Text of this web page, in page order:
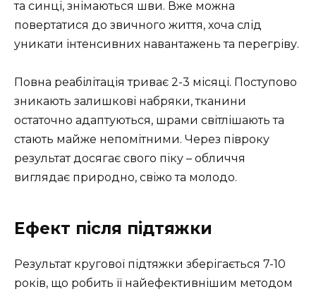
та синці, знімаються шви. Вже можна
повертатися до звичного життя, хоча слід
уникати інтенсивних навантажень та перегріву.
Повна реабілітація триває 2-3 місяці. Поступово
зникають залишкові набряки, тканини
остаточно адаптуються, шрами світлішають та
стають майже непомітними. Через півроку
результат досягає свого піку – обличчя
виглядає природно, свіжо та молодо.
Ефект після підтяжки
Результат кругової підтяжки зберігається 7-10
років, що робить її найефективнішим методом